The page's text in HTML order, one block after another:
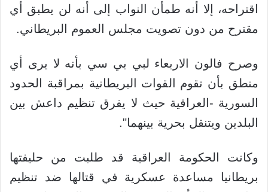
اقتراحه، إلا أنه طمأن النواب إلى أنه لن يطبق أي
مقترح من دون تصويت مجلس العموم البريطاني.
وصرح فالون الاربعاء لبي بي سي بأنه لا يرى أي
منطق بأن تقوم القوات البريطانية بمراقبة الحدود
السورية -العراقية حيث لا يفرق تنظيم داعش بين
البلدين ويتنقل بحرية بينهما".
وكانت الحكومة العراقية قد طلبت من حليفتها
بريطانيا مساعدة عسكرية في قتالها ضد تنظيم